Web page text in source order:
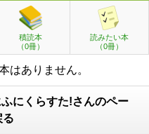
積読本
（0冊）
読みたい本
（0冊）
はありません。
にくらすた!さんのペー
る